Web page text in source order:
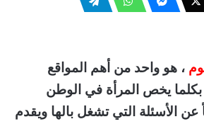
، هو واحد من أهم المواقع
بكلما يخص المرأة في الوطن
عن الأسئلة التي تشغل بالها ويقدم